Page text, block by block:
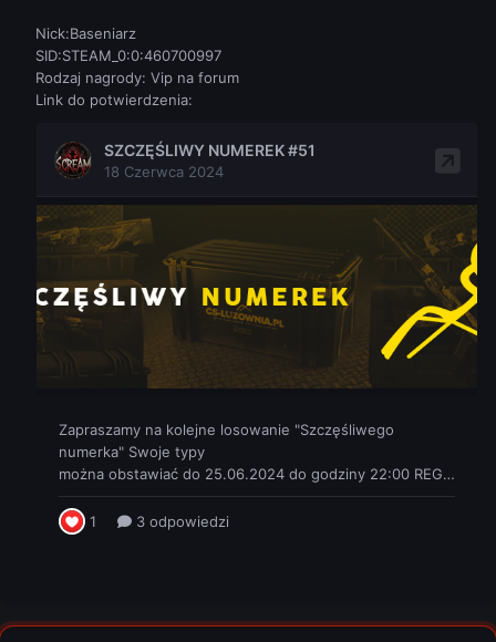
Nick:Baseniarz
SID:STEAM_0:0:460700997
Rodzaj nagrody: Vip na forum
Link do potwierdzenia: